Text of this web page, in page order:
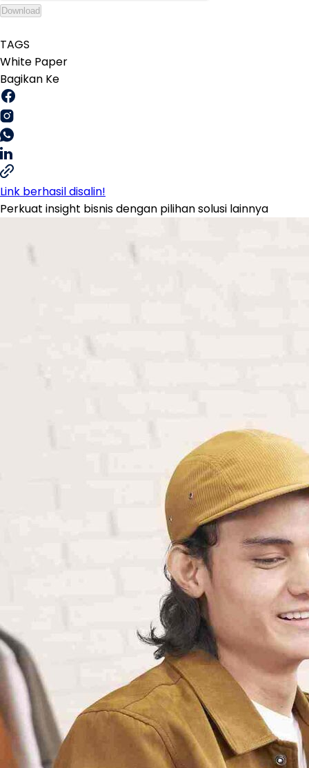
Download
TAGS
White Paper
Bagikan Ke
Link berhasil disalin!
Perkuat insight bisnis dengan pilihan solusi lainnya